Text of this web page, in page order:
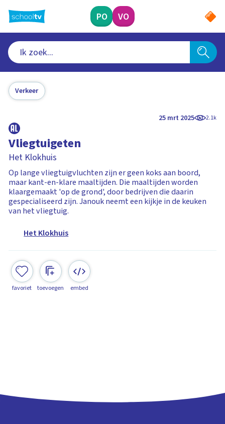
naar
hoofdinhoud
PO VO
Verkeer
25 mrt 2025 2.1k
Vliegtuigeten
Het Klokhuis
Op lange vliegtuigvluchten zijn er geen koks aan boord,
maar kant-en-klare maaltijden. Die maaltijden worden
klaargemaakt 'op de grond', door bedrijven die daarin
gespecialiseerd zijn. Janouk neemt een kijkje in de keuken
van het vliegtuig.
Het Klokhuis
favoriet toevoegen embed